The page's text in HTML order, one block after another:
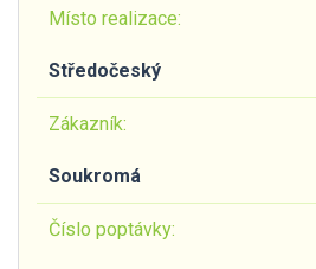
Místo realizace:
Středočeský
Zákazník:
Soukromá
Číslo poptávky: